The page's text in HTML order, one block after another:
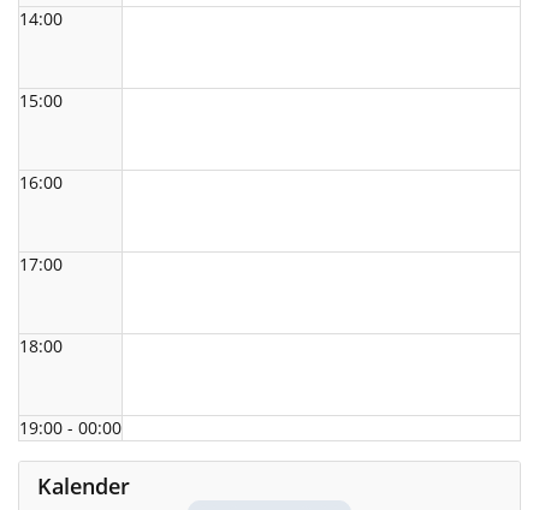
14:00
15:00
16:00
17:00
18:00
19:00 - 00:00
Kalender